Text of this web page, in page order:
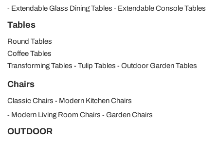
Extendable Glass Dining Tables
Extendable Console Tables
Tables
Round Tables
Coffee Tables
Transforming Tables
Tulip Tables Outdoor Garden Tables
Chairs
Classic Chairs
Modern Kitchen Chairs
Modern Living Room Chairs
Garden Chairs
OUTDOOR